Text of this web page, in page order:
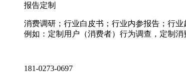
报告定制
消费调研；行业白皮书；行业内参报告；行
例如：定制用户（消费者）行为调查，定制
181-0273-0697